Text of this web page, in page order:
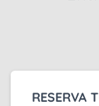
RESERVA